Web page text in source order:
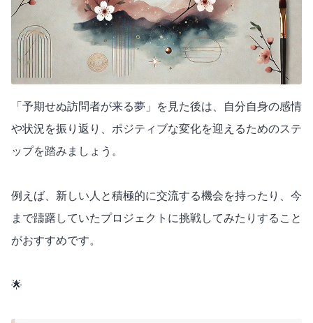
「予期せぬ訪問者が来る夢」を見た後は、自分自身の感情
や状況を振り返り、ポジティブな変化を迎えるためのステ
ップを踏みましょう。
例えば、新しい人と積極的に交流する機会を持ったり、今
まで躊躇していたプロジェクトに挑戦してみたりすること
がおすすめです。
🌟